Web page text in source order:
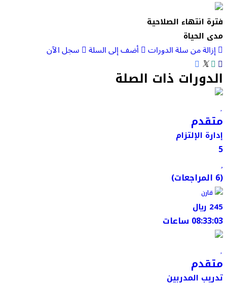
فترة انتهاء الصلاحية
مدى الحياة
إزالة من سلة الدورات أضف إلى السلة سجل الآن
الدورات ذات الصلة
متقدم
إدارة الإلتزام
5
(6 المراجعات)
قارن
245 ﷼
08:33:03 ساعات
متقدم
تدريب المدربين